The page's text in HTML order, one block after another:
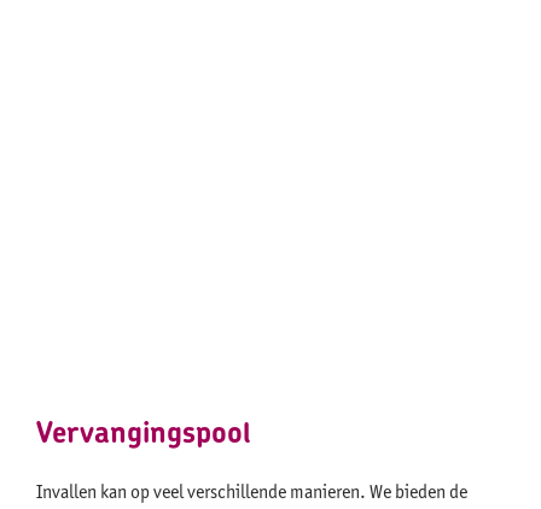
Vervangingspool
Invallen kan op veel verschillende manieren. We bieden de